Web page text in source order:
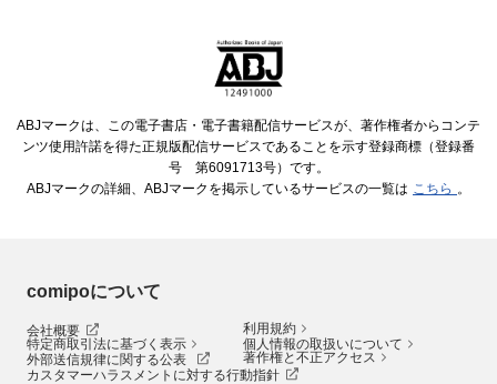
ABJマークは、この電子書店・電子書籍配信サービスが、著作権者からコンテ
ンツ使用許諾を得た正規版配信サービスであることを示す登録商標（登録番
号 第6091713号）です。
ABJマークの詳細、ABJマークを掲示しているサービスの一覧は こちら 。
comipoについて
会社概要
利用規約
特定商取引法に基づく表示
個人情報の取扱いについて
外部送信規律に関する公表
著作権と不正アクセス
カスタマーハラスメントに対する行動指針